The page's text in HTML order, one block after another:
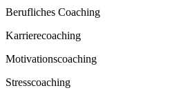
Berufliches Coaching
Karrierecoaching
Motivationscoaching
Stresscoaching